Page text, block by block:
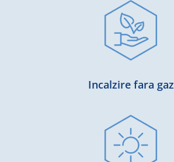
Incalzire fara gaz